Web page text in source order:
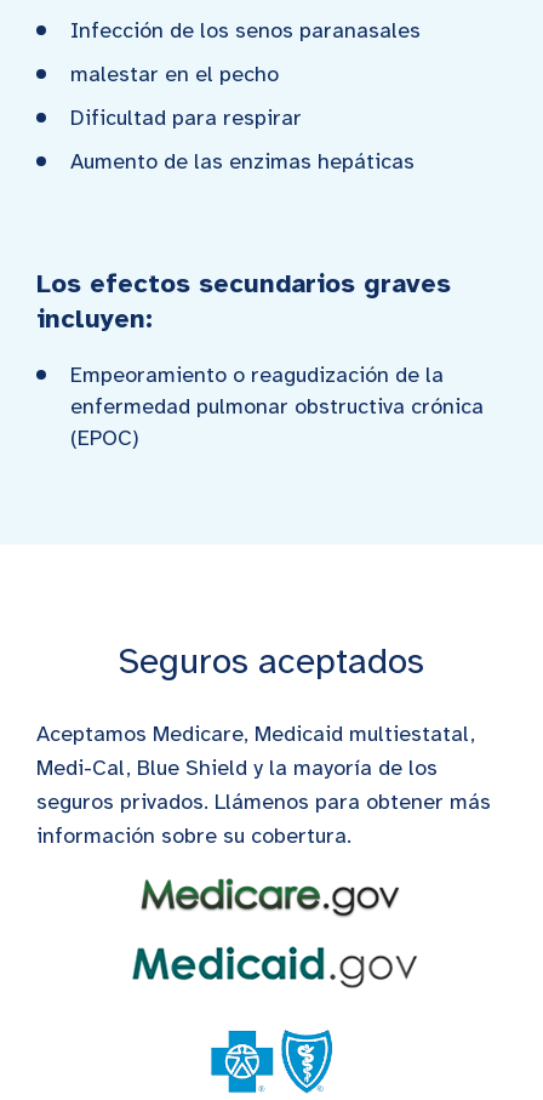
Infección de los senos paranasales
malestar en el pecho
Dificultad para respirar
Aumento de las enzimas hepáticas
Los efectos secundarios graves
incluyen:
Empeoramiento o reagudización de la
enfermedad pulmonar obstructiva crónica
(EPOC)
Seguros aceptados
Aceptamos Medicare, Medicaid multiestatal,
Medi-Cal, Blue Shield y la mayoría de los
seguros privados. Llámenos para obtener más
información sobre su cobertura.